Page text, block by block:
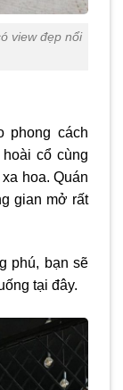
view đẹp nổi
phong cách
cổ cùng
hoa. Quán
gian mở rất
phú, bạn sẽ
tại đây.